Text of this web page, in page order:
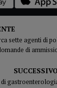
sette agenti di
di
SUCCESSIVO